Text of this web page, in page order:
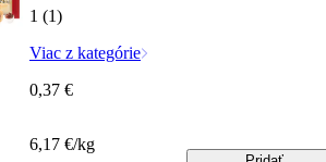
1 (1)
Viac z kategórie
0,37 €
6,17 €/kg